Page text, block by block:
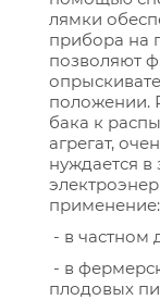
лямки
прибора на
позволяют
положении.
бака к
агрегат,
нуждается
применение:
- в частном
- в
плодовых